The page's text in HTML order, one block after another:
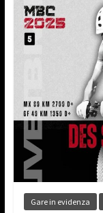
Gare in evidenza